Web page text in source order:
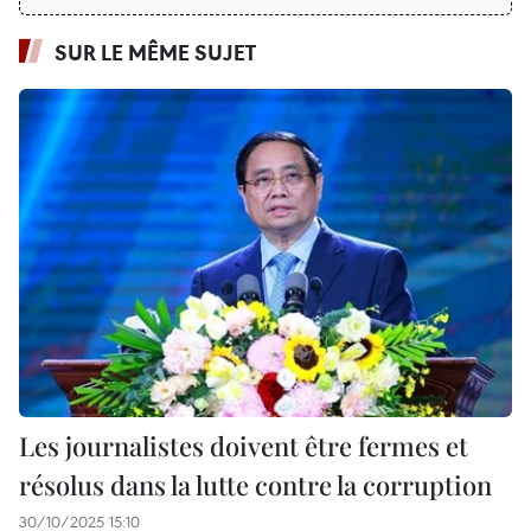
SUR LE MÊME SUJET
Les journalistes doivent être fermes et
résolus dans la lutte contre la corruption
30/10/2025 15:10